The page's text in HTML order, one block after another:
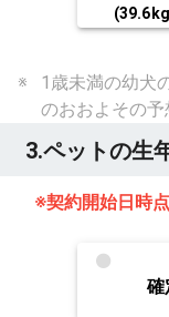
※ 1歳未満の幼犬
のおおよその予
3.ペットの生
※契約開始日時
確